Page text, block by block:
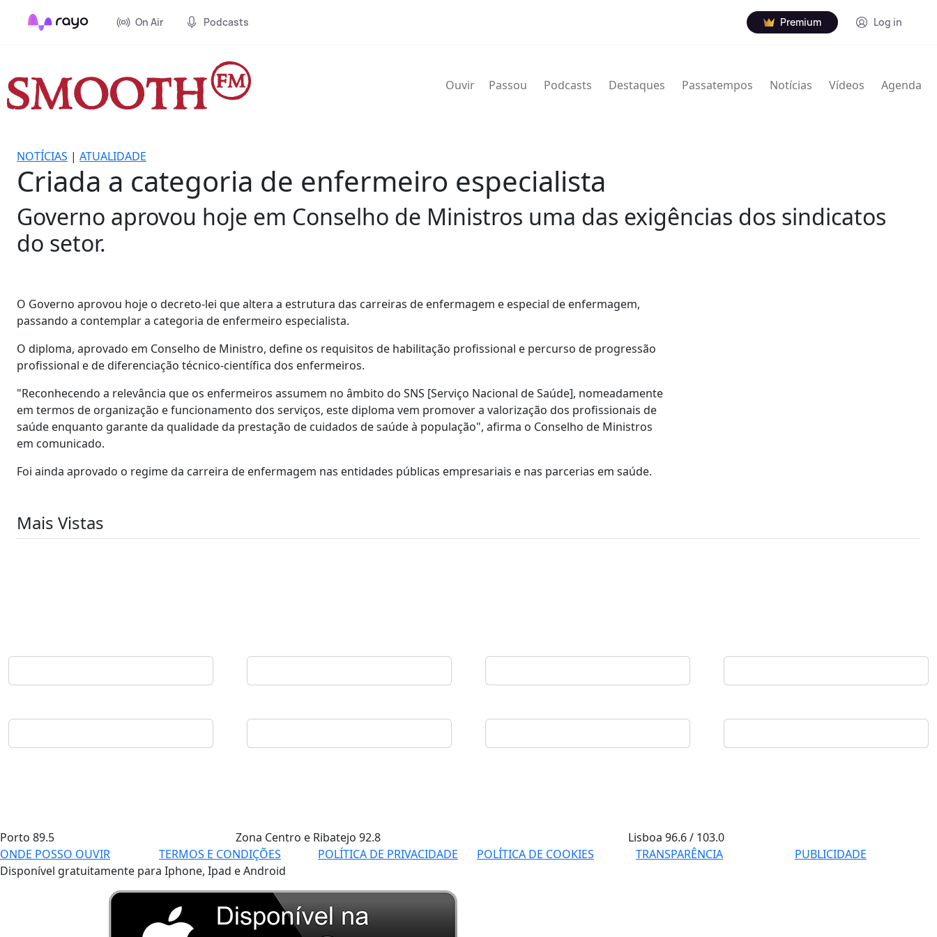
On Air Podcasts Premium Log in
Ouvir Passou Podcasts Destaques Passatempos Notícias Vídeos Agenda
NOTÍCIAS | ATUALIDADE
Criada a categoria de enfermeiro especialista
Governo aprovou hoje em Conselho de Ministros uma das exigências dos sindicatos
do setor.
O Governo aprovou hoje o decreto-lei que altera a estrutura das carreiras de enfermagem e especial de enfermagem,
passando a contemplar a categoria de enfermeiro especialista.
O diploma, aprovado em Conselho de Ministro, define os requisitos de habilitação profissional e percurso de progressão
profissional e de diferenciação técnico-científica dos enfermeiros.
"Reconhecendo a relevância que os enfermeiros assumem no âmbito do SNS [Serviço Nacional de Saúde], nomeadamente
em termos de organização e funcionamento dos serviços, este diploma vem promover a valorização dos profissionais de
saúde enquanto garante da qualidade da prestação de cuidados de saúde à população", afirma o Conselho de Ministros
em comunicado.
Foi ainda aprovado o regime da carreira de enfermagem nas entidades públicas empresariais e nas parcerias em saúde.
Mais Vistas
Porto 89.5 Zona Centro e Ribatejo 92.8 Lisboa96.6 / 103.0
ONDE POSSO OUVIR
TERMOS E CONDIÇÕES POLÍTICA DE PRIVACIDADE POLÍTICA DE COOKIES TRANSPARÊNCIA
PUBLICIDADE
Disponível gratuitamente para Iphone, Ipad e Android